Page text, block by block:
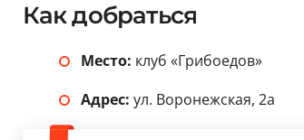
Как добраться
Место: клуб «Грибоедов»
Адрес: ул. Воронежская, 2а